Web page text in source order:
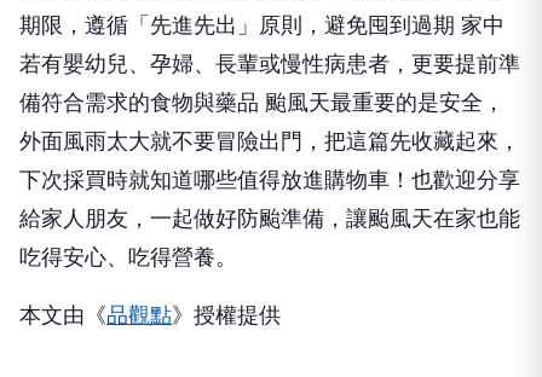
期限，遵循「先進先出」原則，避免囤到過期 家中
若有嬰幼兒、孕婦、長輩或慢性病患者，更要提前準
備符合需求的食物與藥品 颱風天最重要的是安全，
外面風雨太大就不要冒險出門，把這篇先收藏起來，
下次採買時就知道哪些值得放進購物車！也歡迎分享
給家人朋友，一起做好防颱準備，讓颱風天在家也能
吃得安心、吃得營養。
本文由《品觀點》授權提供